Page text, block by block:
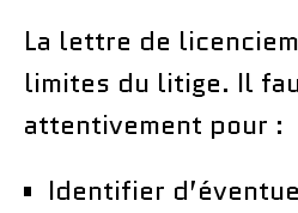
La lettre de
limites du litige. Il
attentivement pour :
Identifier